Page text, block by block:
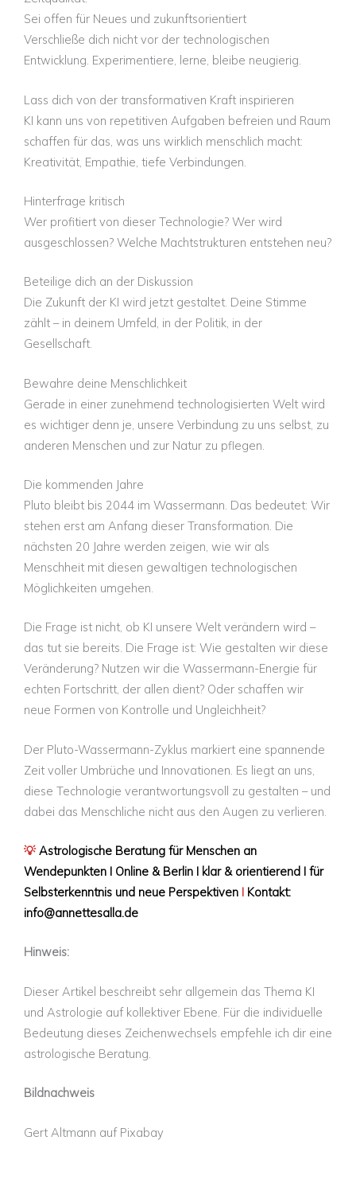
Sei offen für Neues und zukunftsorientiert
Verschließe dich nicht vor der technologischen
Entwicklung. Experimentiere, lerne, bleibe neugierig.
Lass dich von der transformativen Kraft inspirieren
KI kann uns von repetitiven Aufgaben befreien und Raum
schaffen für das, was uns wirklich menschlich macht:
Kreativität, Empathie, tiefe Verbindungen.
Hinterfrage kritisch
Wer profitiert von dieser Technologie? Wer wird
ausgeschlossen? Welche Machtstrukturen entstehen neu?
Beteilige dich an der Diskussion
Die Zukunft der KI wird jetzt gestaltet. Deine Stimme
zählt – in deinem Umfeld, in der Politik, in der
Gesellschaft.
Bewahre deine Menschlichkeit
Gerade in einer zunehmend technologisierten Welt wird
es wichtiger denn je, unsere Verbindung zu uns selbst, zu
anderen Menschen und zur Natur zu pflegen.
Die kommenden Jahre
Pluto bleibt bis 2044 im Wassermann. Das bedeutet: Wir
stehen erst am Anfang dieser Transformation. Die
nächsten 20 Jahre werden zeigen, wie wir als
Menschheit mit diesen gewaltigen technologischen
Möglichkeiten umgehen.
Die Frage ist nicht, ob KI unsere Welt verändern wird –
das tut sie bereits. Die Frage ist: Wie gestalten wir diese
Veränderung? Nutzen wir die Wassermann-Energie für
echten Fortschritt, der allen dient? Oder schaffen wir
neue Formen von Kontrolle und Ungleichheit?
Der Pluto-Wassermann-Zyklus markiert eine spannende
Zeit voller Umbrüche und Innovationen. Es liegt an uns,
diese Technologie verantwortungsvoll zu gestalten – und
dabei das Menschliche nicht aus den Augen zu verlieren.
💡Astrologische Beratung für Menschen an
Wendepunkten I Online & Berlin I klar & orientierend I für
Selbsterkenntnis und neue Perspektiven I Kontakt:
info@annettesalla.de
Hinweis:
Dieser Artikel beschreibt sehr allgemein das Thema KI
und Astrologie auf kollektiver Ebene. Für die individuelle
Bedeutung dieses Zeichenwechsels empfehle ich dir eine
astrologische Beratung.
Bildnachweis
Gert Altmann auf Pixabay